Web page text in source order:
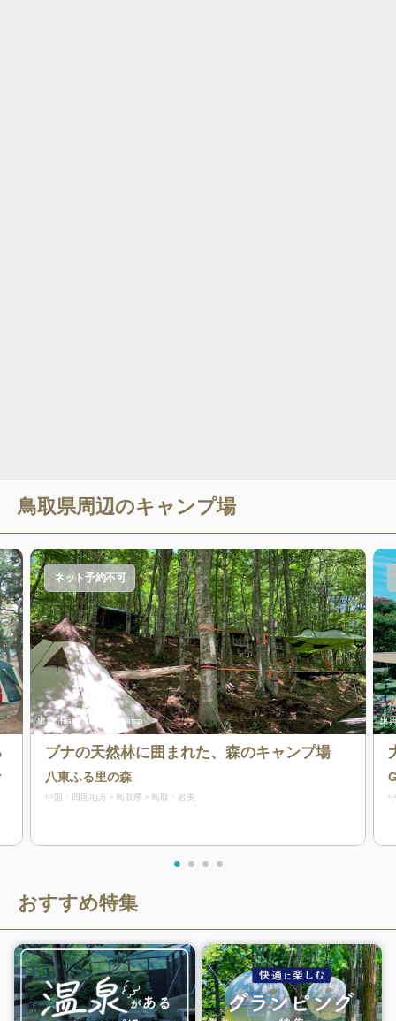
鳥取県周辺のキャンプ場
出典:RakutenTravelCamp
ネット予約不可
ブナの天然林に囲まれた、森のキャンプ場
八東ふる里の森
中国・四国地方 鳥取県 鳥取・岩美
出
おすすめ特集